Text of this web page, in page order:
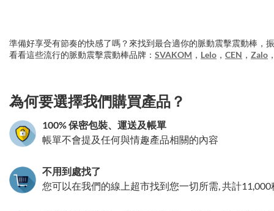
準備好享受有節奏的快感了嗎？來找到最合適你的脈動震擊震動棒
看看這些流行的脈動震擊震動棒品牌： SVAKOM ， Lelo ， CEN ， Zalo
為何要選擇我們購買產品？
100% 保密包裝、運送及帳單
帳單不會提及任何與情趣產品相關的內容
不用到處找了
您可以在我們的線上超市找到您一切所需, 共計11,000